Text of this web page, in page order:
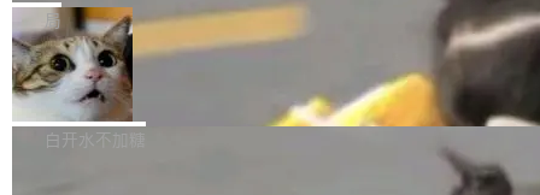
质的最低采样率）的音频格式将被拒绝 修复了 C
SS 圆角虚线样式中可能存在的问题 如果表单中
的图像元素不在同一个子树中，则它们将不再关
联 加...
最强的若干项。对于尚未正式发版的 PG 19，则
通过拉取过去一年内（从 PG 18 Beta1 时间点
至今）的所有 commit，同样交由 AI 分析提炼。
经过人工复核，准确度令人满意。这一方法也为
社区爱好者提供了高效跟踪新版本的思路。
维护工作一直与我的日常工作、家务、社交生活
和休闲娱乐竞争时间。" 这是 libexpat 维护者 S
ebastian Pipping 写在博客里的话。8 月 4 日，
他宣布了一个新消息：从 2026 年 8 月 1 日起，
他可以全职维护 libexpat 了，最长 6 个月。发
局
Firefox 153.0.3 发布
Firefox 153.0.3 现已发布，具体更新内容如
下： New Smart Window 包含多项增强功能：
白开水不加糖